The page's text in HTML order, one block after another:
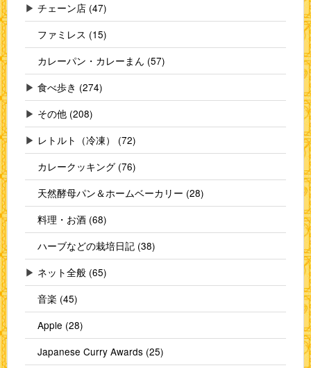
▶ チェーン店 (47)
ファミレス (15)
カレーパン・カレーまん (57)
▶ 食べ歩き (274)
▶ その他 (208)
▶ レトルト（冷凍） (72)
カレークッキング (76)
天然酵母パン＆ホームベーカリー (28)
料理・お酒 (68)
ハーブなどの栽培日記 (38)
▶ ネット全般 (65)
音楽 (45)
Apple (28)
Japanese Curry Awards (25)